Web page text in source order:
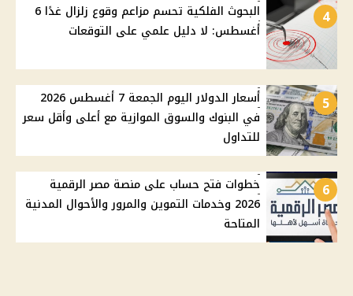
4
البحوث الفلكية تحسم مزاعم وقوع زلزال غدًا 6
أغسطس: لا دليل علمي على التوقعات
5
أسعار الدولار اليوم الجمعة 7 أغسطس 2026
في البنوك والسوق الموازية مع أعلى وأقل سعر
للتداول
6
خطوات فتح حساب على منصة مصر الرقمية
2026 وخدمات التموين والمرور والأحوال المدنية
المتاحة